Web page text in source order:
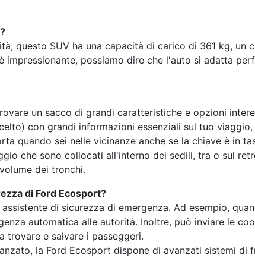
questo SUV ha una capacità di carico di 361 kg,
impressionante, possiamo dire che l'auto si adatta
un sacco di grandi caratteristiche e opzioni
con grandi informazioni essenziali sul tuo
quando sei nelle vicinanze anche se la chiave è in
che sono collocati all'interno dei sedili, tra o sul
dei tronchi.
di Ford Ecosport?
di sicurezza di emergenza. Ad esempio,
automatica alle autorità. Inoltre, può inviare le
trovare e salvare i passeggeri.
la Ford Ecosport dispone di avanzati sistemi di